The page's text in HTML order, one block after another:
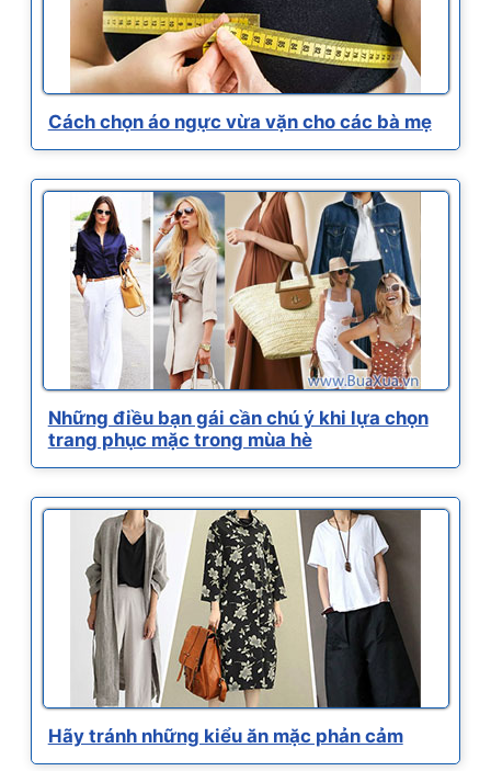
Cách chọn áo ngực vừa vặn cho các bà mẹ
Những điều bạn gái cần chú ý khi lựa chọn
trang phục mặc trong mùa hè
Hãy tránh những kiểu ăn mặc phản cảm